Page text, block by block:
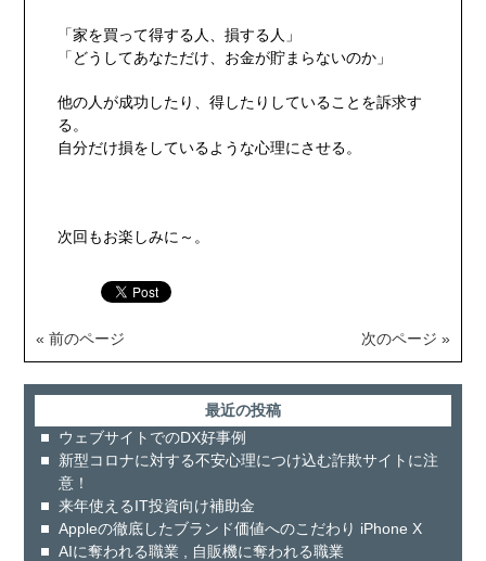
「家を買って得する人、損する人」
「どうしてあなただけ、お金が貯まらないのか」
他の人が成功したり、得したりしていることを訴求す
る。
自分だけ損をしているような心理にさせる。
次回もお楽しみに～。
« 前のページ 次のページ »
最近の投稿
ウェブサイトでのDX好事例
新型コロナに対する不安心理につけ込む詐欺サイトに注
意！
来年使えるIT投資向け補助金
Appleの徹底したブランド価値へのこだわり iPhone X
AIに奪われる職業 , 自販機に奪われる職業